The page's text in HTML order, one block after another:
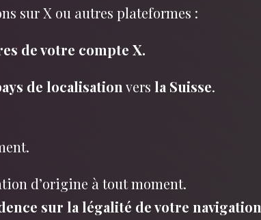
sur X ou autres plateformes :
de votre compte X.
de localisation vers la Suisse.
d’origine à tout moment.
sur la légalité de votre navigation